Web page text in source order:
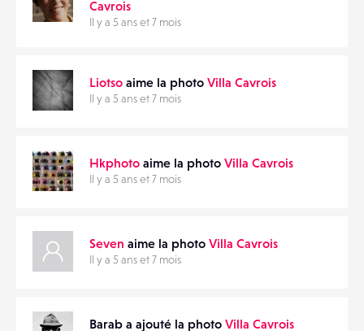
Cavrois
Il y a 5 ans et 7 mois
Liotso aime la photo Villa Cavrois
Il y a 5 ans et 7 mois
Hkphoto aime la photo Villa Cavrois
Il y a 5 ans et 7 mois
Seven aime la photo Villa Cavrois
Il y a 5 ans et 7 mois
Barab a ajouté la photo Villa Cavrois